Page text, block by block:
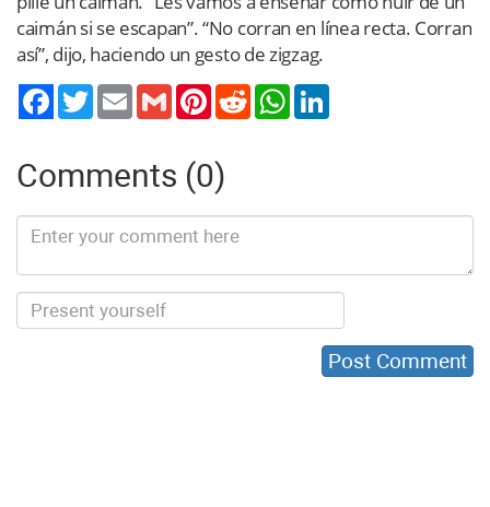
caimán si se escapan”. “No corran en línea recta. Corran
así”, dijo, haciendo un gesto de zigzag.
TwitterEmail Gmail PinterestReddit WhatsApp
Comments (0)